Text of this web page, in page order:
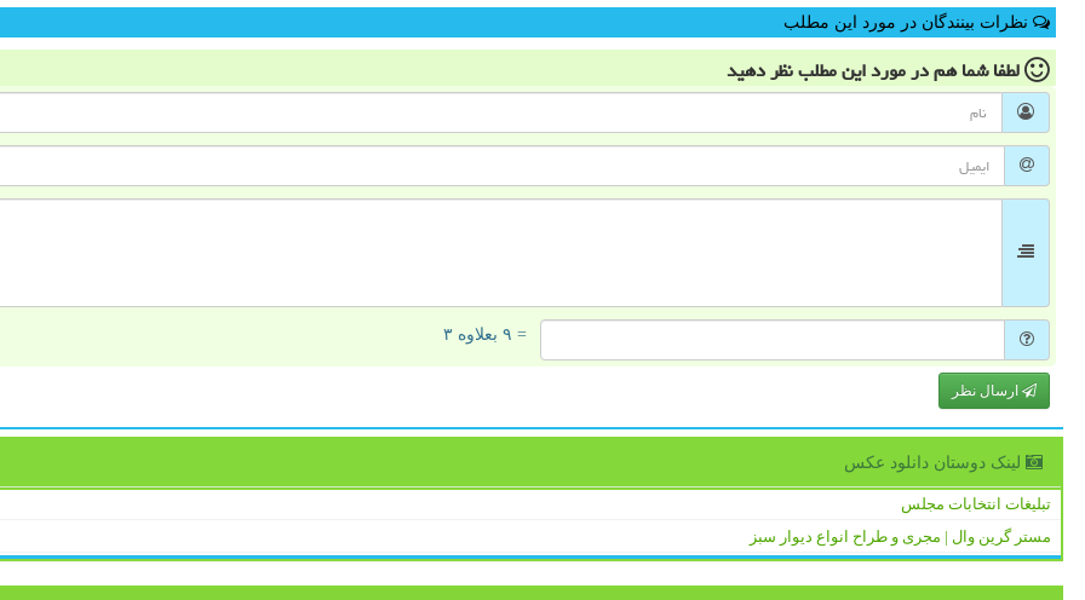
نظرات بینندگان در مورد این مطلب
لطفا شما همدر مورد این مطلبنظر دهید
= ۹ بعلاوه ۳
ارسال نظر
لینک دوستان دانلود عكس
تبلیغات انتخابات مجلس
مستر گرین وال | مجری و طراح انواع دیوار سبز